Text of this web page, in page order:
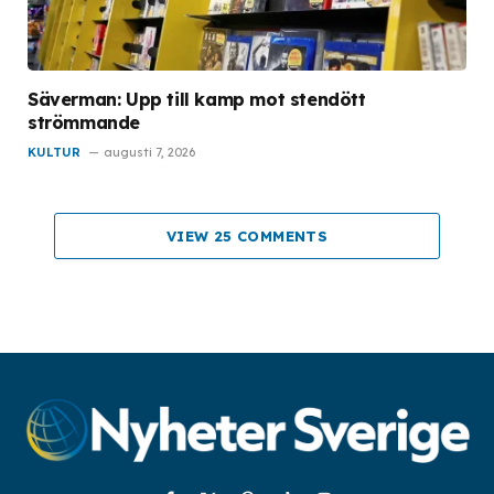
Säverman: Upp till kamp mot stendött
strömmande
KULTUR augusti 7, 2026
VIEW 25 COMMENTS